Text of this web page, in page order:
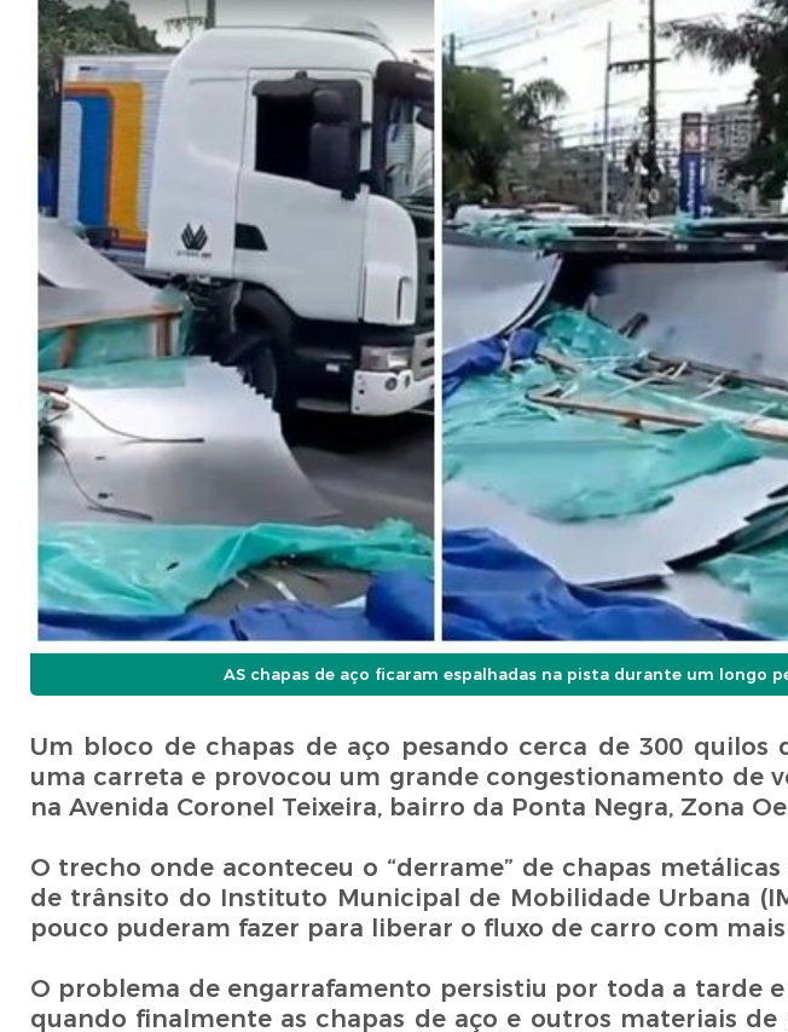
AS chapas de aço ficaram espalhadas na pista durante um longo
Um bloco de chapas de aço pesando cerca de 300
uma carreta e provocou um grande congestionamento de
na Avenida Coronel Teixeira, bairro da Ponta Negra, Zona
O trecho onde aconteceu o “derrame” de chapas
de trânsito do Instituto Municipal de Mobilidade Urbana
pouco puderam fazer para liberar o fluxo de carro com
O problema de engarrafamento persistiu por toda a tarde
quando finalmente as chapas de aço e outros materiais de